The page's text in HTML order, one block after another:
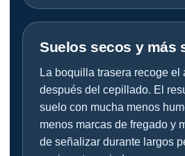
Suelos secos y más
La boquilla trasera recoge el
después del cepillado. El
suelo con mucha menos
menos marcas de fregado y
de señalizar durante largos